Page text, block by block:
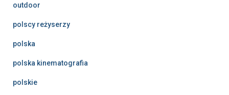
outdoor
polscy reżyserzy
polska
polska kinematografia
polskie